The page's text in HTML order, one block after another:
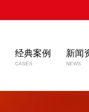
经典案例
CASES
新闻
NEWS